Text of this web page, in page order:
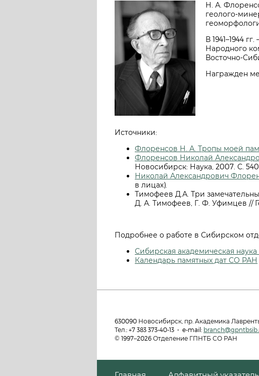
Н. А.
геолого-
В 1941–1944
Народного
Восточно-
Награжден
Источники:
Флоренсов Н. А. Тропы моей
Флоренсов Николай
Новосибирск: Наука, 2007. С.
Николай Александрович
в лицах).
Тимофеев Д.А. Три
Д. А. Тимофеев, Г. Ф. Уфимцев //
Подробнее о работе в Сибирском
Сибирская академическая
Календарь памятных дат СО РАН
630090 Новосибирск, пр. Академика
Тел.: +7 383 373-40-13 • e-mail:
© 1997–2026 Отделение ГПНТБ СО РАН